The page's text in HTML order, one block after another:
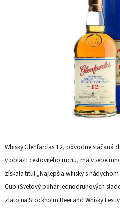
Whisky Glenfarclas 12, pôvodne stáčaná
v oblasti cestovného ruchu, má v sebe
získala titul „Najlepšia whisky s
Cup (Svetový pohár jednodruhových
zlato na Stockholm Beer and Whisky